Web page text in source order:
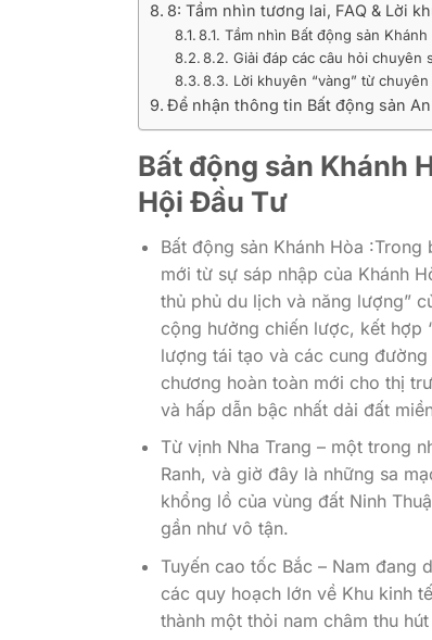
8: Tầm nhìn tương lai, FAQ & Lời
8.1. Tầm nhìn Bất động sản
8.2. Giải đáp các câu hỏi chuyên
8.3. Lời khuyên “vàng” từ
Để nhận thông tin Bất động sản
Bất động sản Khánh
Hội Đầu Tư
Bất động sản Khánh Hòa
mới từ sự sáp nhập của Khánh
thủ phủ du lịch và năng lượng”
cộng hưởng chiến lược, kết hợp
lượng tái tạo và các cung
chương hoàn toàn mới cho thị
và hấp dẫn bậc nhất dải đất
Từ vịnh Nha Trang – một trong
Ranh, và giờ đây là những sa
khổng lồ của vùng đất Ninh
gần như vô tận.
Tuyến cao tốc Bắc – Nam đang
các quy hoạch lớn về Khu kinh
thành một thỏi nam châm thu